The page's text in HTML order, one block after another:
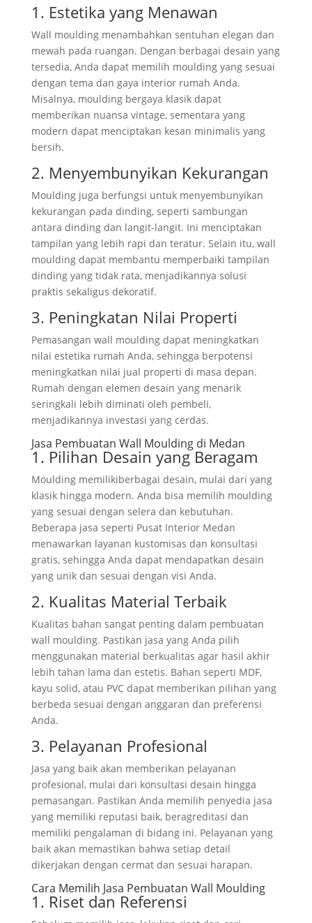
1. Estetika yang Menawan
Wall moulding menambahkan sentuhan elegan dan
mewah pada ruangan. Dengan berbagai desain yang
tersedia, Anda dapat memilih moulding yang sesuai
dengan tema dan gaya interior rumah Anda.
Misalnya, moulding bergaya klasik dapat
memberikan nuansa vintage, sementara yang
modern dapat menciptakan kesan minimalis yang
bersih.
2. Menyembunyikan Kekurangan
Moulding juga berfungsi untuk menyembunyikan
kekurangan pada dinding, seperti sambungan
antara dinding dan langit-langit. Ini menciptakan
tampilan yang lebih rapi dan teratur. Selain itu, wall
moulding dapat membantu memperbaiki tampilan
dinding yang tidak rata, menjadikannya solusi
praktis sekaligus dekoratif.
3. Peningkatan Nilai Properti
Pemasangan wall moulding dapat meningkatkan
nilai estetika rumah Anda, sehingga berpotensi
meningkatkan nilai jual properti di masa depan.
Rumah dengan elemen desain yang menarik
seringkali lebih diminati oleh pembeli,
menjadikannya investasi yang cerdas.
Jasa Pembuatan Wall Moulding di Medan
1. Pilihan Desain yang Beragam
Moulding memilikiberbagai desain, mulai dari yang
klasik hingga modern. Anda bisa memilih moulding
yang sesuai dengan selera dan kebutuhan.
Beberapa jasa seperti Pusat Interior Medan
menawarkan layanan kustomisas dan konsultasi
gratis, sehingga Anda dapat mendapatkan desain
yang unik dan sesuai dengan visi Anda.
2. Kualitas Material Terbaik
Kualitas bahan sangat penting dalam pembuatan
wall moulding. Pastikan jasa yang Anda pilih
menggunakan material berkualitas agar hasil akhir
lebih tahan lama dan estetis. Bahan seperti MDF,
kayu solid, atau PVC dapat memberikan pilihan yang
berbeda sesuai dengan anggaran dan preferensi
Anda.
3. Pelayanan Profesional
Jasa yang baik akan memberikan pelayanan
profesional, mulai dari konsultasi desain hingga
pemasangan. Pastikan Anda memilih penyedia jasa
yang memiliki reputasi baik, beragreditasi dan
memiliki pengalaman di bidang ini. Pelayanan yang
baik akan memastikan bahwa setiap detail
dikerjakan dengan cermat dan sesuai harapan.
Cara Memilih Jasa Pembuatan Wall Moulding
1. Riset dan Referensi